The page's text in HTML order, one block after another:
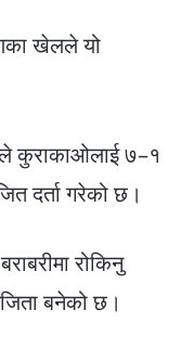
खेलले यो
कुराकाओलाई ७–१
दर्ता गरेको छ।
रोकिनु
बनेको छ।